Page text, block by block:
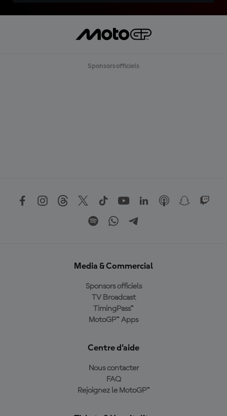
Sponsors officiels
Media & Commercial
Sponsors officiels
TV Broadcast
TimingPass™
MotoGP™ Apps
Centre d'aide
Nous contacter
FAQ
Rejoignez le MotoGP™